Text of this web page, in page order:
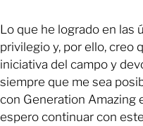
Lo que he logrado en las
privilegio y, por ello, creo
iniciativa del campo y
siempre que me sea
con Generation Amazing
espero continuar con